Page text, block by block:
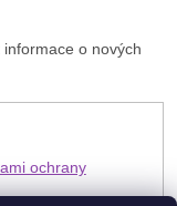
o nových
ochrany